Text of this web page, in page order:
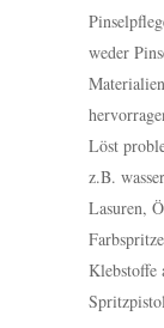
weder
Löst
z.B.
Lasuren,
Klebstoffe